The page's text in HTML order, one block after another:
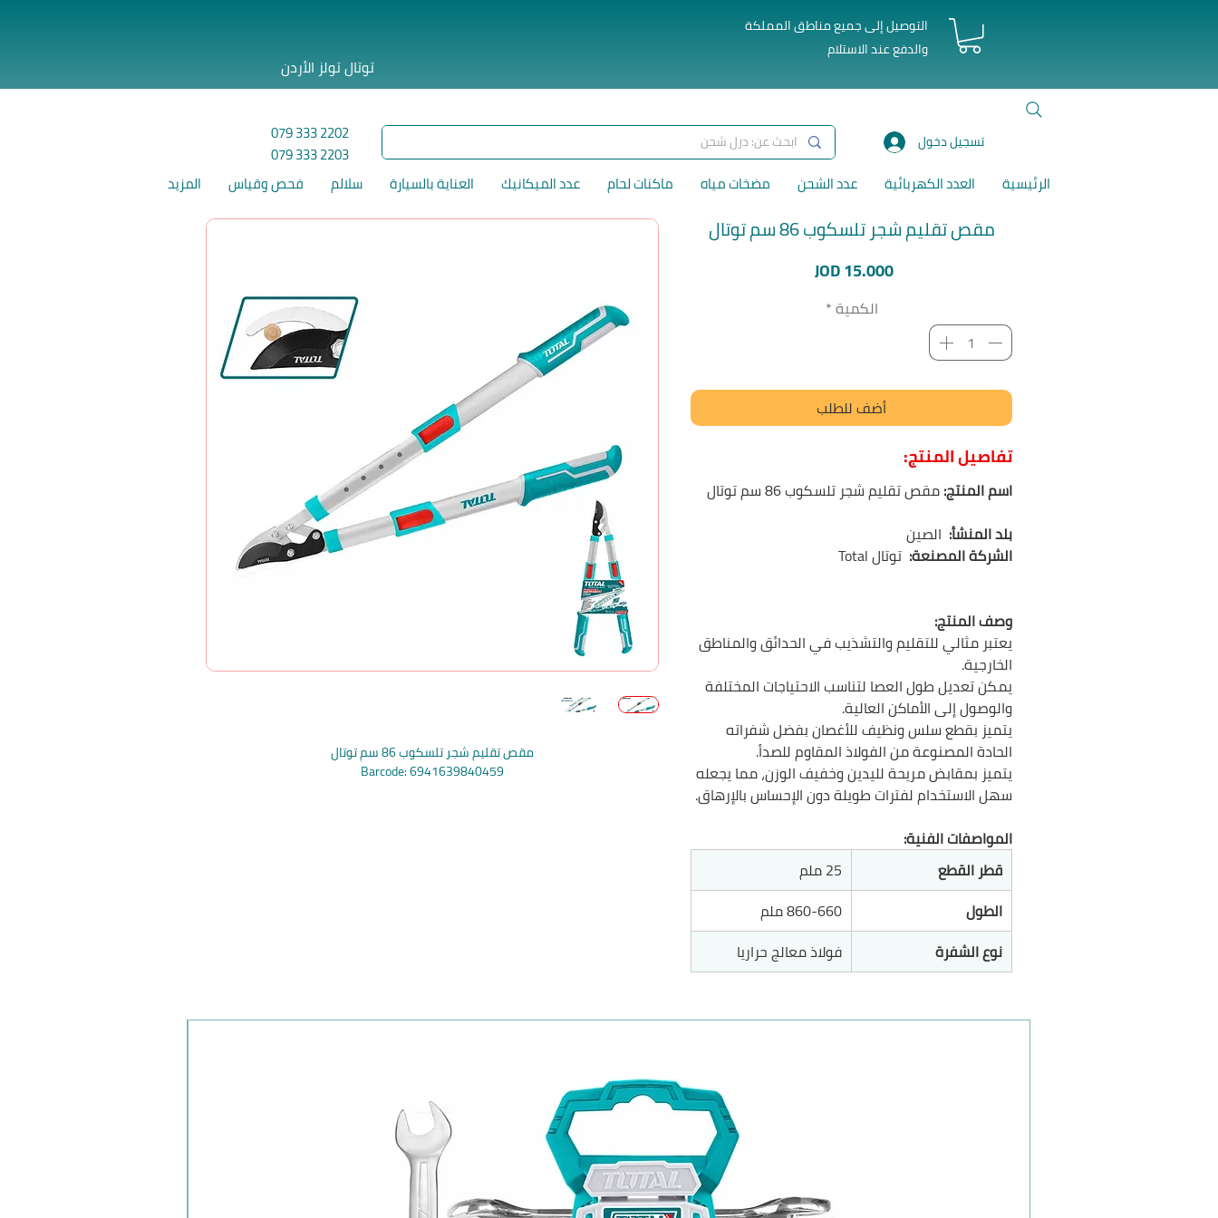
توتال تولز الأردن
التوصيل إلى جميع مناطق المملكة
والدفع عند الاستلام
079 333 2202
079 333 2203
تسجيل دخول
الرئيسية العدد الكهربائية عدد الشحن مضخات مياه ماكنات لحام عدد الميكانيك العناية بالسيارة سلالم فحص وقياس المزيد
مقص تقليم شجر تلسكوب 86 سم توتال
Barcode: 6941639840459
مقص تقليم شجر تلسكوب 86 سم توتال
JOD 15.000السعر
الكمية*
أضف للطلب
تفاصيل المنتج:
اسم المنتج:مقص تقليم شجر تلسكوب 86 سم توتال
بلد المنشأ: الصين
الشركة المصنعة: توتالTotal
وصف المنتج:
يعتبر مثالي للتقليم والتشذيب في الحدائق والمناطق
الخارجية.
يمكن تعديل طول العصا لتناسب الاحتياجات المختلفة
والوصول إلى الأماكن العالية.
يتميز بقطع سلس ونظيف للأغصان بفضل شفراته
الحادة المصنوعة من الفولاذ المقاوم للصدأ.
يتميز بمقابض مريحة لليدين وخفيف الوزن، مما يجعله
سهل الاستخدام لفترات طويلة دون الإحساس بالإرهاق.
المواصفات الفنية:
قطر القطع
25 ملم
الطول
860-660 ملم
نوع الشفرة
فولاذ معالج حراريا